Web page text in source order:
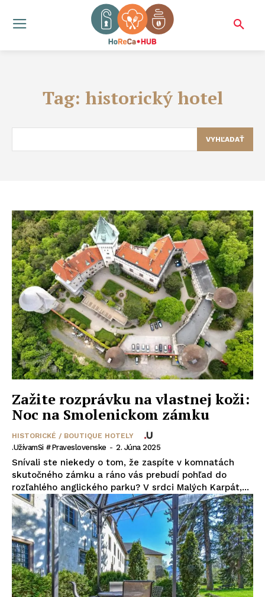
Tag: historický hotel
VYHĽADAŤ
Zažite rozprávku na vlastnej koži:
Noc na Smolenickom zámku
HISTORICKÉ / BOUTIQUE HOTELY
.UžívamSi #praveslovenske - 2. Júna 2025
Snívali ste niekedy o tom, že zaspíte v komnatách
skutočného zámku a ráno vás prebudí pohľad do
rozľahlého anglického parku? V srdci Malých Karpát,...